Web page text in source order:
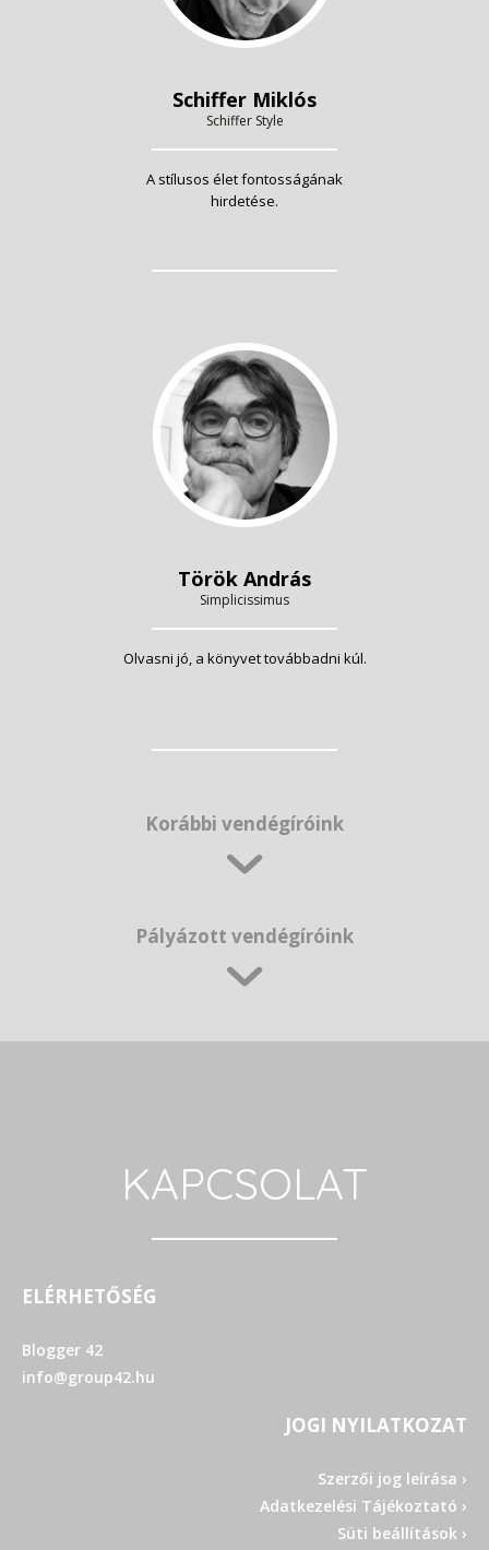
Schiffer Miklós
Schiffer Style
A stílusos élet fontosságának
hirdetése.
Török András
Simplicissimus
Olvasni jó, a könyvet továbbadni kúl.
Korábbi vendégíróink
Pályázott vendégíróink
KAPCSOLAT
ELÉRHETŐSÉG
Blogger 42
info@group42.hu
JOGI NYILATKOZAT
Szerzői jog leírása ›
Adatkezelési Tájékoztató ›
Süti beállítások ›